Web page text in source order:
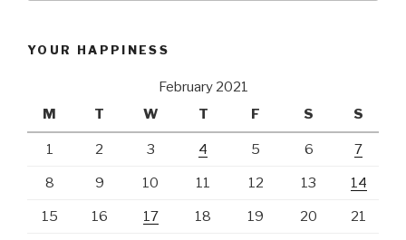
YOUR HAPPINESS
February 2021
M
T W T F S S
1 2 3 4 5 6 7
8 9 10 11 12 13 14
15 16 17 18 19 20 21